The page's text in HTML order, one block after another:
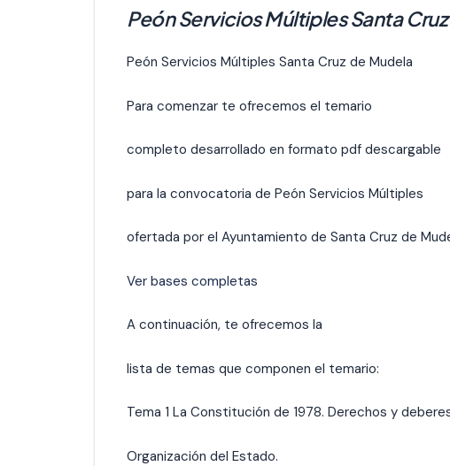
Peón Servicios Múltiples Santa
Peón Servicios Múltiples Santa Cruz de Mudela
Para comenzar te ofrecemos el temario
completo desarrollado en formato pdf descargable
para la convocatoria de Peón Servicios Múltiples
ofertada por el Ayuntamiento de Santa Cruz de
Ver bases completas
A continuación, te ofrecemos la
lista de temas que componen el temario:
Tema 1 La Constitución de 1978. Derechos y
Organización del Estado.